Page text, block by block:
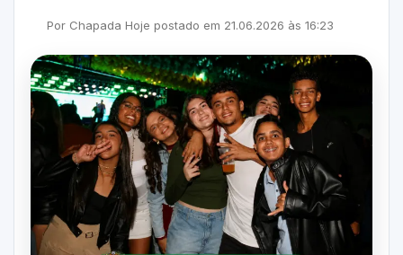
Por Chapada Hoje postado em 21.06.2026 às 16:23